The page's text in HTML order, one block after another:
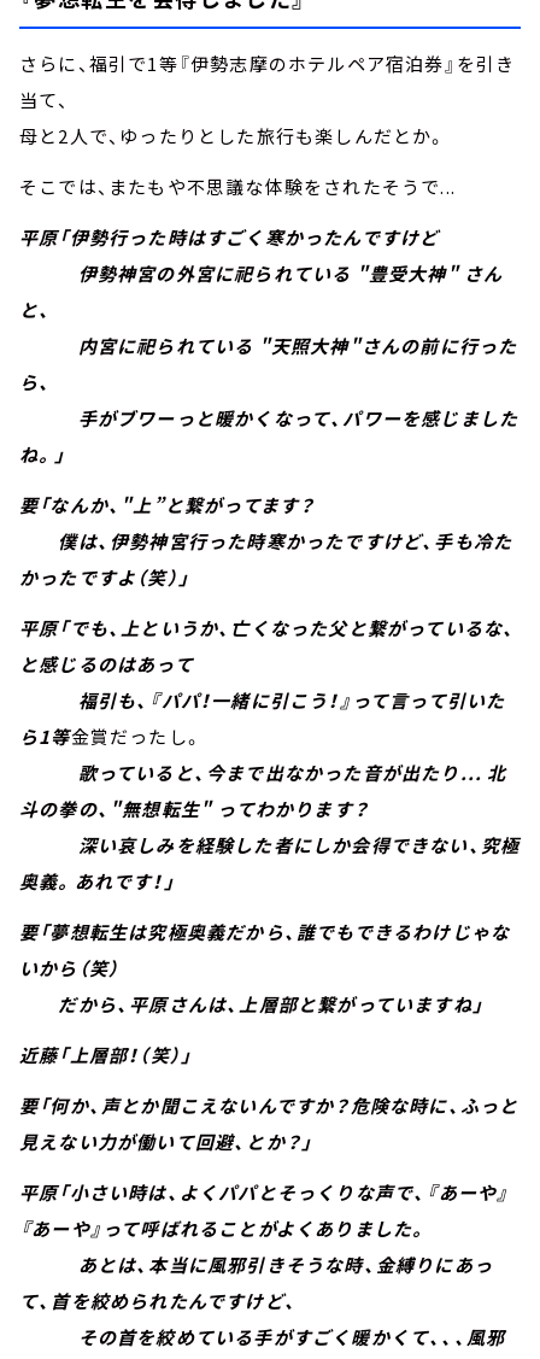
さらに、福引で1等『伊勢志摩のホテルペア宿泊券』を引き
当て、
母と2人で、ゆったりとした旅行も楽しんだとか。
そこでは、またもや不思議な体験をされたそうで...
平原「伊勢行った時はすごく寒かったんですけど
伊勢神宮の外宮に祀られている "豊受大神" さん
と、
内宮に祀られている "天照大神"さんの前に行った
ら、
手がブワーっと暖かくなって、パワーを感じました
ね。」
要「なんか、"上”と繋がってます？
僕は、伊勢神宮行った時寒かったですけど、手も冷た
かったですよ（笑）」
平原「でも、上というか、亡くなった父と繋がっているな、
と感じるのはあって
福引も、『パパ！一緒に引こう！』って言って引いた
ら1等金賞だったし。
歌っていると、今まで出なかった音が出たり... 北
斗の拳の、"無想転生" ってわかります？
深い哀しみを経験した者にしか会得できない、究極
奥義。あれです！」
要「夢想転生は究極奥義だから、誰でもできるわけじゃな
いから（笑）
だから、平原さんは、上層部と繋がっていますね」
近藤「上層部！（笑）」
要「何か、声とか聞こえないんですか？危険な時に、ふっと
見えない力が働いて回避、とか？」
平原「小さい時は、よくパパとそっくりな声で、『あーや』
『あーや』って呼ばれることがよくありました。
あとは、本当に風邪引きそうな時、金縛りにあっ
て、首を絞められたんですけど、
その首を絞めている手がすごく暖かくて、、、風邪